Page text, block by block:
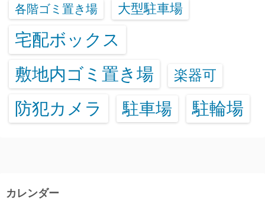
各階ゴミ置き場 大型駐車場
宅配ボックス
敷地内ゴミ置き場
楽器可
防犯カメラ 駐車場 駐輪場
カレンダー